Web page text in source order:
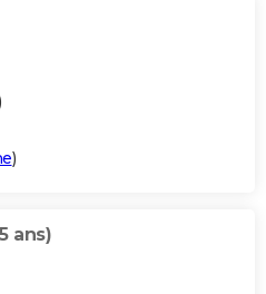
)
ans)